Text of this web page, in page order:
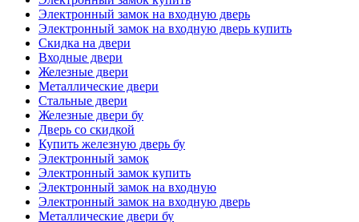
Электронный замок на входную дверь
Электронный замок на входную дверь купить
Скидка на двери
Входные двери
Железные двери
Металлические двери
Стальные двери
Железные двери бу
Дверь со скидкой
Купить железную дверь бу
Электронный замок
Электронный замок купить
Электронный замок на входную
Электронный замок на входную дверь
Металлические двери бу